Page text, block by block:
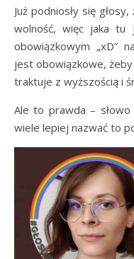
Już podniosły się
wolność, więc jaka tu
obowiązkowym „xD”
jest obowiązkowe,
traktuje z wyższością i
Ale to prawda – słowo
wiele lepiej nazwać to